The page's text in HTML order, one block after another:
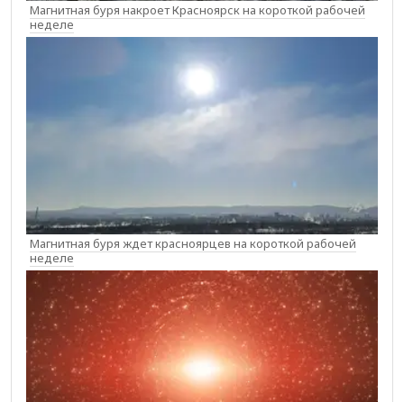
Магнитная буря накроет Красноярск на короткой рабочей
неделе
Магнитная буря ждет красноярцев на короткой рабочей
неделе